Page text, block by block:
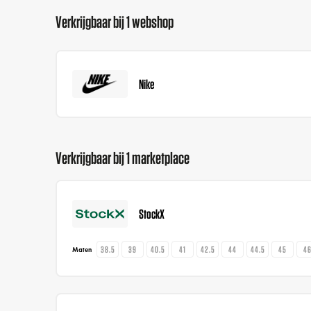
Verkrijgbaar bij 1 webshop
Nike
Verkrijgbaar bij 1 marketplace
StockX
Maten 38.5 39 40.5 41 42.5 44 44.5 45